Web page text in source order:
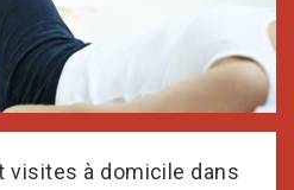
visites à domicile dans